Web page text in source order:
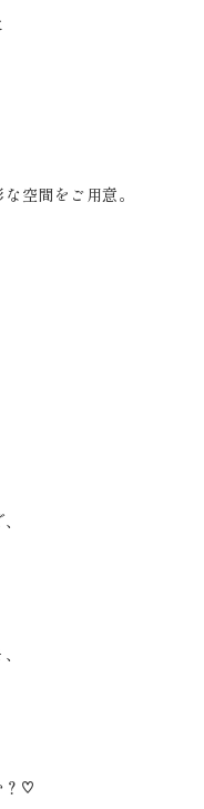
フォト #
プラコレ
空間をご用意。
？♡